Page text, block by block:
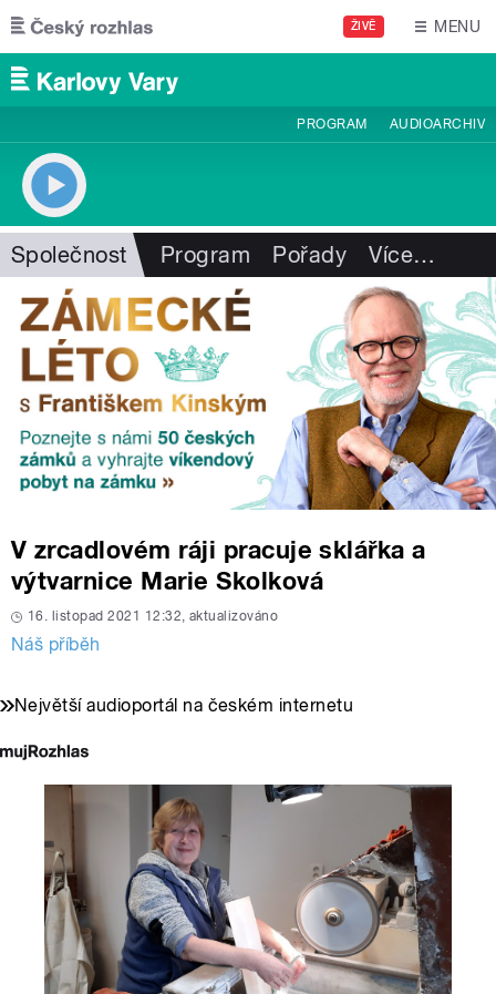
Přejít k hlavnímu obsahu
ŽIVĚ MENU
PROGRAM AUDIOARCHIV
Společnost Program Pořady Více…
V zrcadlovém ráji pracuje sklářka a
výtvarnice Marie Skolková
16. listopad 2021 12:32, aktualizováno
Náš příběh
Největší audioportál na českém internetu